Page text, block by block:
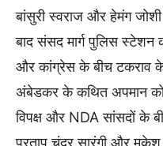
बांसुरी स्वराज और हेमंग
बाद संसद मार्ग पुलिस स्टेशन
और कांग्रेस के बीच टकराव
अंबेडकर के कथित अपमान
विपक्ष और NDA सांसदों के
प्रताप चंद्र सारंगी और मुकेश